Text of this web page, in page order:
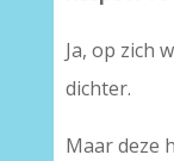
Ja, op zich
dichter.
Maar deze